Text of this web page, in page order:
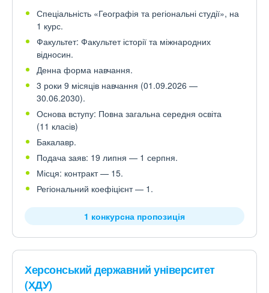
Спеціальність «Географія та регіональні студії», на
1 курс.
Факультет: Факультет історії та міжнародних
відносин.
Денна форма навчання.
3 роки 9 місяців навчання (01.09.2026 —
30.06.2030).
Основа вступу: Повна загальна середня освіта
(11 класів)
Бакалавр.
Подача заяв: 19 липня — 1 серпня.
Місця: контракт — 15.
Регіональний коефіцієнт — 1.
1 конкурсна пропозиція
Херсонський державний університет
(ХДУ)